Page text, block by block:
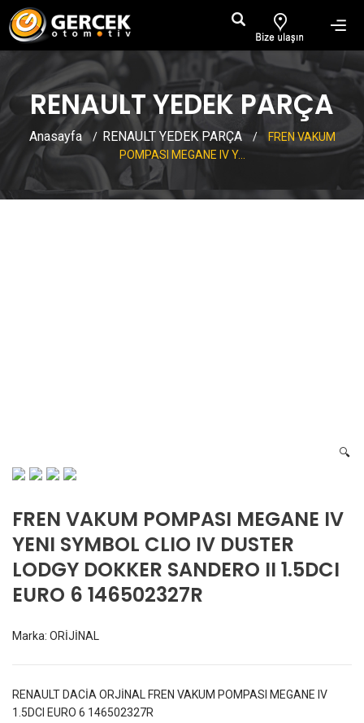
RENAULT YEDEK PARÇA
Anasayfa / RENAULT YEDEK PARÇA /
FREN VAKUM
POMPASI MEGANE IV Y...
🔍
FREN VAKUM POMPASI MEGANE IV
YENI SYMBOL CLIO IV DUSTER
LODGY DOKKER SANDERO II 1.5DCI
EURO 6 146502327R
Marka: ORİJİNAL
RENAULT DACİA ORJİNAL FREN VAKUM POMPASI MEGANE IV
1.5DCI EURO 6 146502327R